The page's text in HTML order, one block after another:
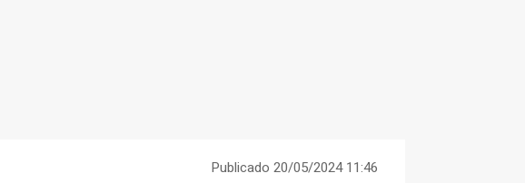
Publicado 20/05/2024 11:46